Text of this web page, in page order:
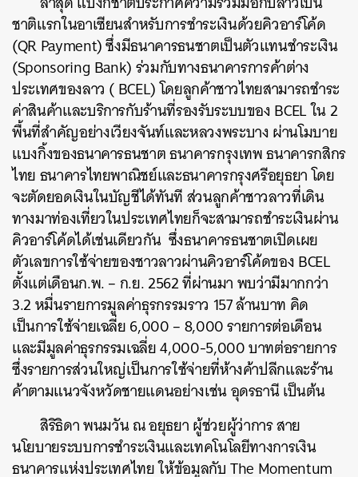
ชาติแรกในอาเซียนสำหรับการชำระเงินด้วยคิวอาร์โค้ด
(QR Payment) ซึ่งมีธนาคารธนชาตเป็นตัวแทนชำระเงิน
(Sponsoring Bank) ร่วมกับทางธนาคารการค้าต่าง
ประเทศของลาว ( BCEL) โดยลูกค้าชาวไทยสามารถชำระ
ค่าสินค้าและบริการกับร้านที่รองรับระบบของ BCEL ใน 2
พื้นที่สำคัญอย่างเวียงจันท์และหลวงพระบาง ผ่านโมบาย
แบงกิ้งของธนาคารธนชาต ธนาคารกรุงเทพ ธนาคารกสิกร
ไทย ธนาคารไทยพาณิชย์และธนาคารกรุงศรีอยุธยา โดย
จะตัดยอดเงินในบัญชีได้ทันที ส่วนลูกค้าชาวลาวที่เดิน
ทางมาท่องเที่ยวในประเทศไทยก็จะสามารถชำระเงินผ่าน
คิวอาร์โค้ดได้เช่นเดียวกัน ซึ่งธนาคารธนชาตเปิดเผย
ตัวเลขการใช้จ่ายของชาวลาวผ่านคิวอาร์โค้ดของ BCEL
ตั้งแต่เดือนก.พ. – ก.ย. 2562 ที่ผ่านมา พบว่ามีมากกว่า
3.2 หมื่นรายการมูลค่าธุรกรรมราว 157 ล้านบาท คิด
เป็นการใช้จ่ายเฉลี่ย 6,000 – 8,000 รายการต่อเดือน
และมีมูลค่าธุรกรรมเฉลี่ย 4,000-5,000 บาทต่อรายการ
ซึ่งรายการส่วนใหญ่เป็นการใช้จ่ายที่ห้างค้าปลีกและร้าน
ค้าตามแนวจังหวัดชายแดนอย่างเช่น อุดรธานี เป็นต้น
สิริธิดา พนมวัน ณ อยุธยา ผู้ช่วยผู้ว่าการ สาย
นโยบายระบบการชำระเงินและเทคโนโลยีทางการเงิน
ธนาคารแห่งประเทศไทย ให้ข้อมูลกับ The Momentum
ค้นหา
SHARE TWEET LINE EMAIL